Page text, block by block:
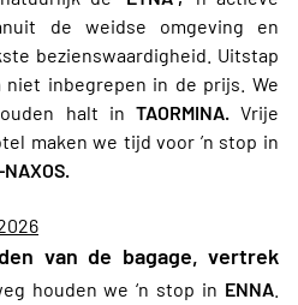
de weidse omgeving en
bezienswaardigheid. Uitstap
inbegrepen in de prijs. We
halt in TAORMINA. Vrije
maken we tijd voor ’n stop in
van de bagage, vertrek
houden we ‘n stop in ENNA.